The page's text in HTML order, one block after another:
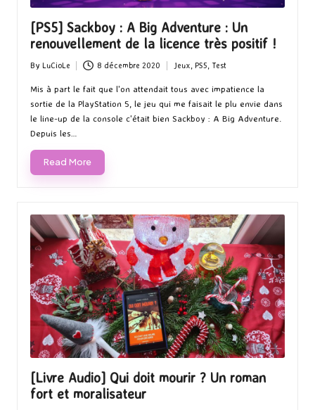
[PS5] Sackboy : A Big Adventure : Un
renouvellement de la licence très positif !
Posted
by
By LuCioLe 8 décembre 2020
Posted
in
Jeux, PS5, Test
Mis à part le fait que l'on attendait tous avec impatience la
sortie de la PlayStation 5, le jeu qui me faisait le plu envie dans
le line-up de la console c'était bien Sackboy : A Big Adventure.
Depuis les…
Read More
[Livre Audio] Qui doit mourir ? Un roman
fort et moralisateur